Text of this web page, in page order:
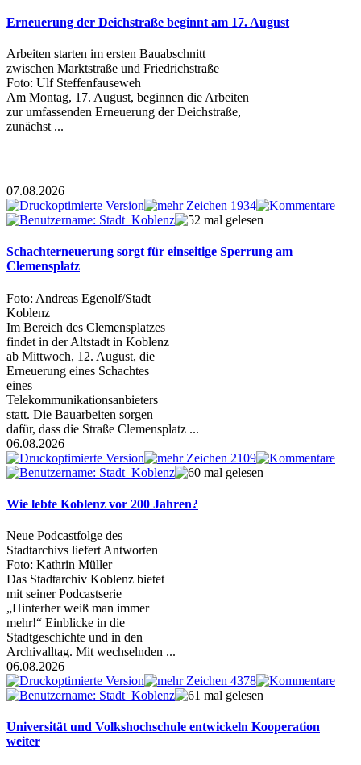
Erneuerung der Deichstraße beginnt am 17. August
Arbeiten starten im ersten Bauabschnitt
zwischen Marktstraße und Friedrichstraße
Foto: Ulf Steffenfauseweh
Am Montag, 17. August, beginnen die Arbeiten
zur umfassenden Erneuerung der Deichstraße,
zunächst ...
07.08.2026
Schachterneuerung sorgt für einseitige Sperrung am
Clemensplatz
Foto: Andreas Egenolf/Stadt
Koblenz
Im Bereich des Clemensplatzes
findet in der Altstadt in Koblenz
ab Mittwoch, 12. August, die
Erneuerung eines Schachtes
eines
Telekommunikationsanbieters
statt. Die Bauarbeiten sorgen
dafür, dass die Straße Clemensplatz ...
06.08.2026
Wie lebte Koblenz vor 200 Jahren?
Neue Podcastfolge des
Stadtarchivs liefert Antworten
Foto: Kathrin Müller
Das Stadtarchiv Koblenz bietet
mit seiner Podcastserie
„Hinterher weiß man immer
mehr!“ Einblicke in die
Stadtgeschichte und in den
Archivalltag. Mit wechselnden ...
06.08.2026
Universität und Volkshochschule entwickeln Kooperation
weiter